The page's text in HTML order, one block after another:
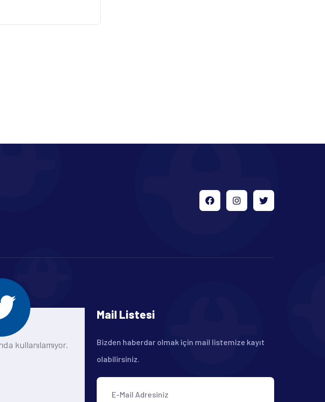
kullanılamıyor.
Mail Listesi
Bizden haberdar olmak için mail listemize kayıt
olabilirsiniz.